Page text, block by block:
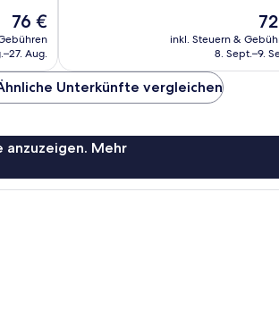
Der
Preis
beträgt
76 €
Aug.
Der
Preis
inkl. Steuern &
8. Sept.–9.
Unterkünfte vergleichen
anzuzeigen. Mehr